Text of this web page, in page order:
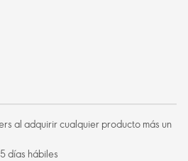
al adquirir cualquier producto más un
días hábiles